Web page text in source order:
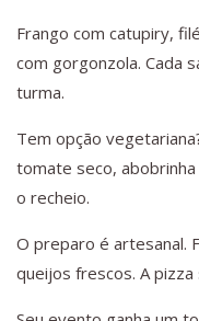
Frango com catupiry,
com gorgonzola. Cada
turma.
Tem opção
tomate seco,
o recheio.
O preparo é artesanal.
queijos frescos. A